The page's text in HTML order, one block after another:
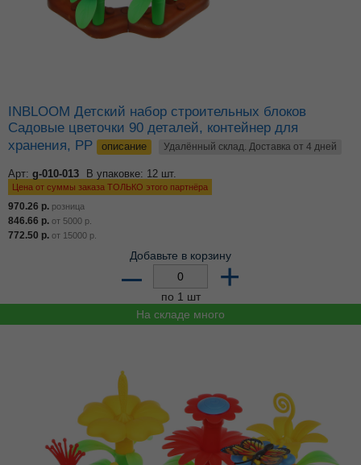
INBLOOM Детский набор строительных блоков
Садовые цветочки 90 деталей, контейнер для
хранения, PP
описание Удалённый склад. Доставка от 4 дней
Арт: g-010-013 В упаковке: 12 шт.
Цена от суммы заказа ТОЛЬКО этого партнёра
970.26 р. розница
846.66 р. от 5000 р.
772.50 р. от 15000 р.
Добавьте в корзину
– +
по 1 шт
На складе много